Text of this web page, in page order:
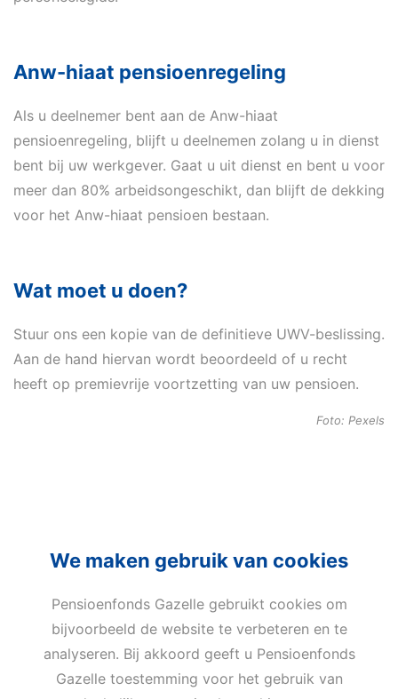
Anw-hiaat pensioenregeling
Als u deelnemer bent aan de Anw-hiaat
pensioenregeling, blijft u deelnemen zolang u in dienst
bent bij uw werkgever. Gaat u uit dienst en bent u voor
meer dan 80% arbeidsongeschikt, dan blijft de dekking
voor het Anw-hiaat pensioen bestaan.
Wat moet u doen?
Stuur ons een kopie van de definitieve UWV-beslissing.
Aan de hand hiervan wordt beoordeeld of u recht
heeft op premievrije voortzetting van uw pensioen.
Foto: Pexels
Privacy
Cookie-instellingen
Email
Telefoon
We maken gebruik van cookies
Pensioenfonds Gazelle gebruikt cookies om
bijvoorbeeld de website te verbeteren en te
analyseren. Bij akkoord geeft u Pensioenfonds
Gazelle toestemming voor het gebruik van